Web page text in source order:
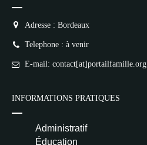
Adresse : Bordeaux
Telephone : à venir
E-mail: contact[at]portailfamille.org
INFORMATIONS PRATIQUES
Administratif
Éducation